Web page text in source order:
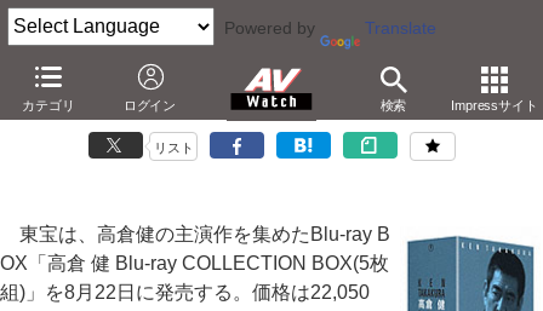
Powered by Translate
カテゴリ ログイン 検索 Impressサイト
「駅」など5作品収録「高倉 健 Blu-ray BOX」が8月発売
－「海峡」や「夜叉」など。特典CD付きで22,050円
リスト
東宝は、高倉健の主演作を集めたBlu-ray B
OX「高倉 健 Blu-ray COLLECTION BOX(5枚
組)」を8月22日に発売する。価格は22,050